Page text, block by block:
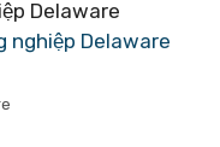
nghiệp Delaware